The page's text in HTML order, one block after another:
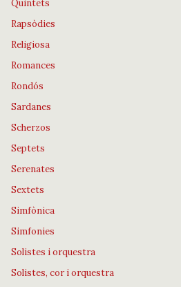
Quintets
Rapsòdies
Religiosa
Romances
Rondós
Sardanes
Scherzos
Septets
Serenates
Sextets
Simfònica
Simfonies
Solistes i orquestra
Solistes, cor i orquestra